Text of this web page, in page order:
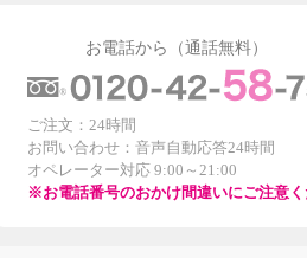
お電話から（通話無料）
ご注文：24時間
お問い合わせ：音声自動応答24時間
オペレーター対応 9:00～21:00
※お電話番号のおかけ間違いにご注意